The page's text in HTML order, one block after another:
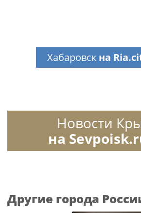
Хабаровск на
Новости
на
Другие города